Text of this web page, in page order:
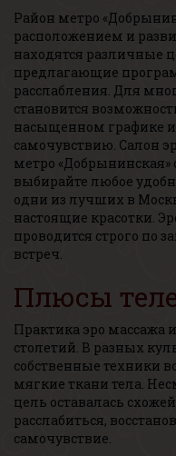
Район метро
расположением и
находятся различные
предлагающие
расслабления. Для
становится
насыщенном графике
самочувствию. Салон
метро «Добрынинская»
выбирайте любое
одни из лучших в
настоящие красотки.
проводится строго по
встреч.
Плюсы
Практика эро массажа
столетий. В разных
собственные техники
мягкие ткани тела.
цель оставалась
расслабиться,
самочувствие.